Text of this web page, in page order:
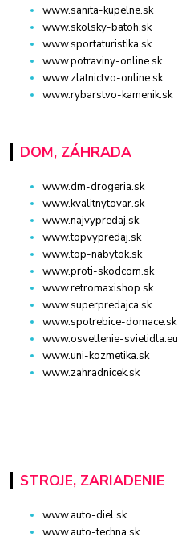
www.sanita-kupelne.sk
www.skolsky-batoh.sk
www.sportaturistika.sk
www.potraviny-online.sk
www.zlatnictvo-online.sk
www.rybarstvo-kamenik.sk
DOM, ZÁHRADA
www.dm-drogeria.sk
www.kvalitnytovar.sk
www.najvypredaj.sk
www.topvypredaj.sk
www.top-nabytok.sk
www.proti-skodcom.sk
www.retromaxishop.sk
www.superpredajca.sk
www.spotrebice-domace.sk
www.osvetlenie-svietidla.eu
www.uni-kozmetika.sk
www.zahradnicek.sk
STROJE, ZARIADENIE
www.auto-diel.sk
www.auto-techna.sk